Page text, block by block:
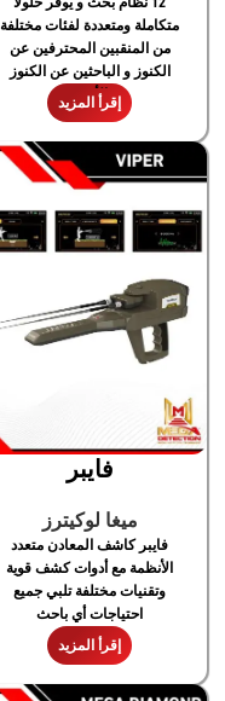
متكاملة ومتعددة لفئات مختلفة
من المنقبين المحترفين عن
الكنوز و الباحثين عن الكنوز
الأثرية
إقرأ المزيد
فايبر
ميغا لوكيترز
فايبر كاشف المعادن متعدد
الأنظمة مع أدوات كشف قوية
وتقنيات مختلفة تلبي جميع
احتياجات أي باحث
إقرأ المزيد